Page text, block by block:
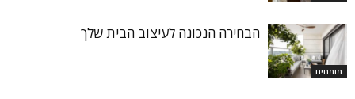
מומחים
הבחירה הנכונה לעיצוב הבית שלך